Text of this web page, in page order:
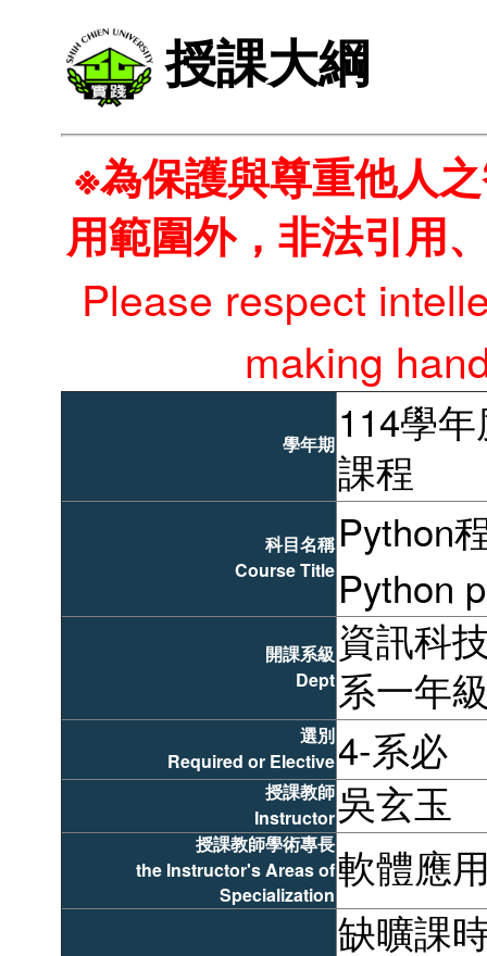
授課大綱
※為保護與尊重他人
用範圍外，非法引用
Please respect
making
學年期
114學
課程
科目名稱
Course Title
Python
Python
開課系級
Dept
資訊科
系一年
選別
Required or Elective 4-系必
授課教師
Instructor 吳玄玉
授課教師學術專長
the Instructor's Areas of
Specialization
軟體應
缺曠課